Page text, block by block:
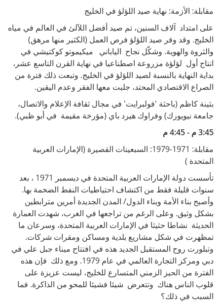
مقابلة: الأزمة: نهاية صيد اللؤلؤ في الخليج
على امتداد آلاف السنين، تم صيد أفضل اللآلئ في العالم في مياه
الخليج. وقد وفر صيد اللؤلؤ فرص العمل (الكثير منها مرهق)
والثروة والهوية. وشكّل نجاح الياباني ميكيموتو كوكتيشي في
انتاج أول لؤلؤة مزروعة اصطناعيا في نهاية القرن التاسع عشر،
بداية النهاية بالنسبة لصيد اللؤلؤ في الخليج. وتبعت ذلك فترة من
الصراع الاقتصادي المحتد، جلبت معها الفقر وعدم اليقين.
بثينة كاظم (باحثة 'فولبرايت' في مجال ثقافة الإعلام والاتصال،
جامعة نيويورك) وفراوك هيرد باي (مؤرخة مقيمة في أبو ظبي).
3:45 م - 4:45 م
مقابلة: 1971-1979: السبعينات القصيرة (الإمارات العربية
المتحدة )
تأسست دولة الإمارات العربية المتحدة في ديسمبر 1971 ، بعد
سنوات قليلة فقط من اكتشاف احتياطيات النفط الضخمة بها.
وأصبح بناء الأمة وبناء الدول/ المدن الجديدة أمرين مترابطين
بشكل وثيق. وعلى الرغم من تراجعها في الغرب، شهدت العمارة
الحديثة نشاطا حثيثا في الإمارات العربية المتحدة، وسرعان ما
تمظهرت في شكل مشاريع بلدية ومساكن ومقرات شركات.
وتبلورت روح المستقبل الجديد هذه في افتتاح ميناء جبل علي في
دبي ومركز التجارة العالمي في عام 1979. ومع ذلك فإن هذه
الفترة من الحيز الزمني المتسارع للخليج، ليست عزيزة على
قلوب الناس هناك وتتعرض شيئا فشيئا للمحو من الذاكرة. فما
السبب في ذلك؟